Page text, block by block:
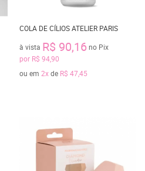
COLA DE CÍLIOS ATELIER PARIS
à vista R$ 90,16no Pix
por R$ 94,90
ou em 2xde R$ 47,45